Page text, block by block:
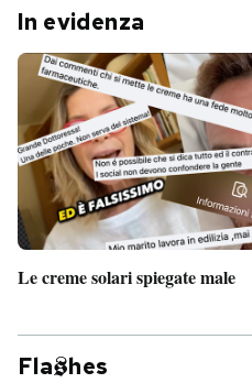
In evidenza
Le creme solari spiegate male
Fla hes